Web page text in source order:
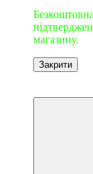
магазину.
Закрити